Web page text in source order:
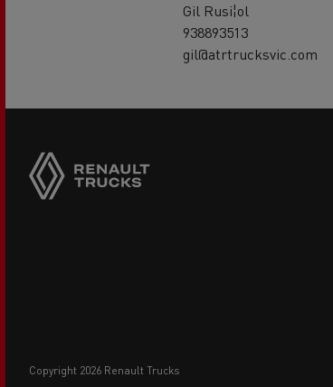
Gil Rusi¦ol
938893513
gil@atrtrucksvic.com
copyright 2026 Renault Trucks